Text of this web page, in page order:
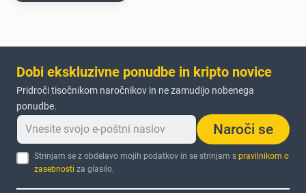
Dobi ekskluzivne ponudbe in kripto novice
Pridroči tisočnikom naročnikov in ne zamudijo nobenega
ponudbe.
Naroči se
Strinjam se z obdelavo mojih podatkov in se strinjam spravilnikom o
zasebnosti za glasilo.